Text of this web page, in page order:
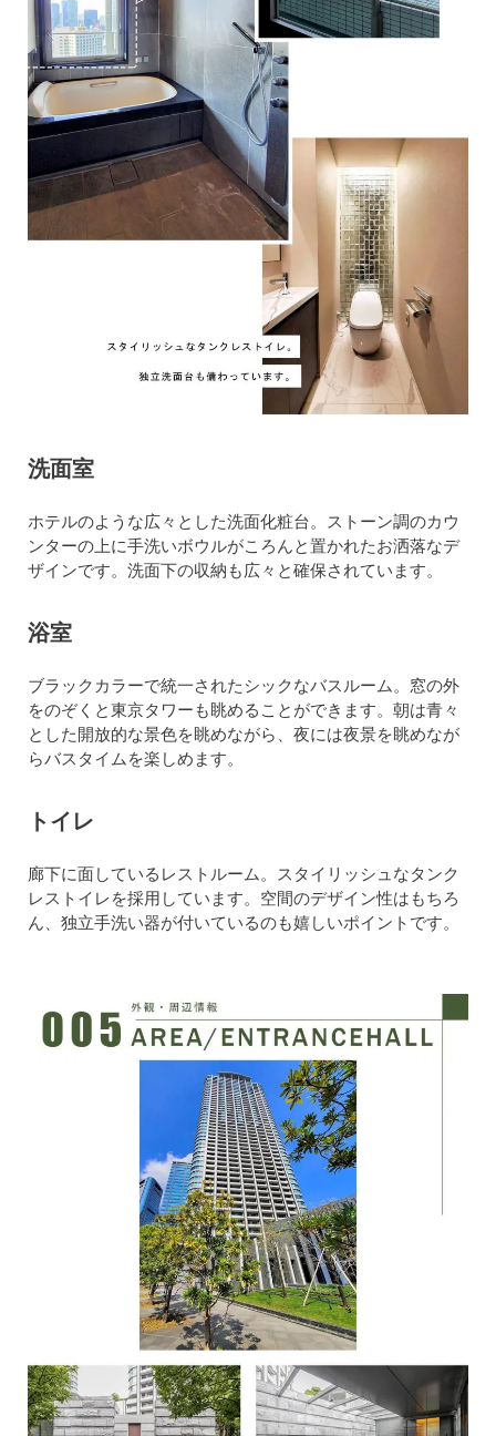
洗面室
ホテルのような広々とした洗面化粧台。ストーン調のカウ
ンターの上に手洗いボウルがころんと置かれたお洒落なデ
ザインです。洗面下の収納も広々と確保されています。
浴室
ブラックカラーで統一されたシックなバスルーム。窓の外
をのぞくと東京タワーも眺めることができます。朝は青々
とした開放的な景色を眺めながら、夜には夜景を眺めなが
らバスタイムを楽しめます。
トイレ
廊下に面しているレストルーム。スタイリッシュなタンク
レストイレを採用しています。空間のデザイン性はもちろ
ん、独立手洗い器が付いているのも嬉しいポイントです。